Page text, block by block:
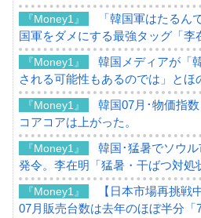
『Money1』
「韓国軍はたる
国軍をダメにする最強タッグ「李
『Money1』
韓国メディアが「
される可能性もあるのでは」とほ
『Money1』
韓国07月･物価指
コアコアは上がった。
『Money1』
韓国･猛暑でソウル
発令。李在明「猛暑・干ばつ対処
『Money1』
【日本市場再挑戦
07月販売台数は去年のほぼ半分「